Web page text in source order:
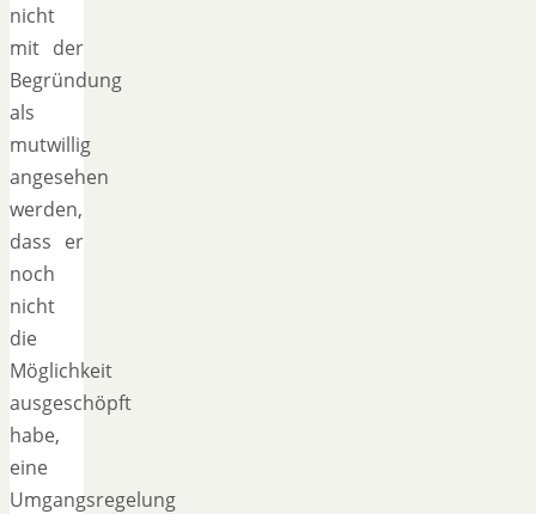
nicht
mit der
Begründung
als
mutwillig
angesehen
werden,
dass er
noch
nicht
die
Möglichkeit
ausgeschöpft
habe,
eine
Umgangsregelung